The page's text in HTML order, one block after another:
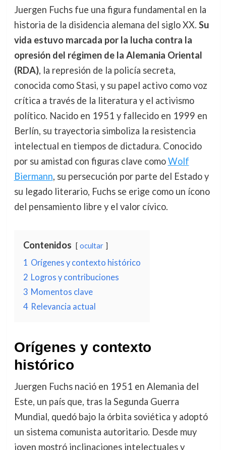
Juergen Fuchs fue una figura fundamental en la
historia de la disidencia alemana del siglo XX. Su
vida estuvo marcada por la lucha contra la
opresión del régimen de la Alemania Oriental
(RDA), la represión de la policía secreta,
conocida como Stasi, y su papel activo como voz
crítica a través de la literatura y el activismo
político. Nacido en 1951 y fallecido en 1999 en
Berlín, su trayectoria simboliza la resistencia
intelectual en tiempos de dictadura. Conocido
por su amistad con figuras clave comoWolf
Biermann, su persecución por parte del Estado y
su legado literario, Fuchs se erige como un ícono
del pensamiento libre y el valor cívico.
Contenidos ocultar
1 Orígenes y contexto histórico
2 Logros y contribuciones
3 Momentos clave
4 Relevancia actual
Orígenes y contexto
histórico
Juergen Fuchs nació en 1951 en Alemania del
Este, un país que, tras la Segunda Guerra
Mundial, quedó bajo la órbita soviética y adoptó
un sistema comunista autoritario. Desde muy
joven mostró inclinaciones intelectuales y